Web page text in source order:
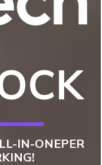
IN-ONEPER